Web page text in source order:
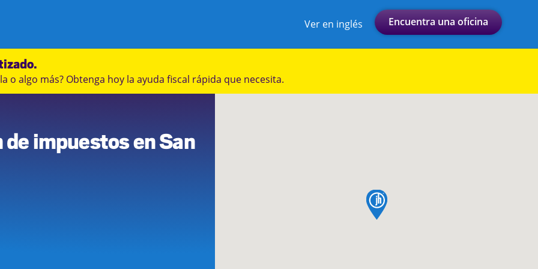
Encuentra una oficina
Ver en inglés
algo más? Obtenga hoy la ayuda fiscal rápida que necesita.
impuestos en San
pin de mapa